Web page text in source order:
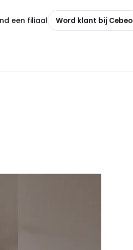
een filiaal Word klant bij Cebeo